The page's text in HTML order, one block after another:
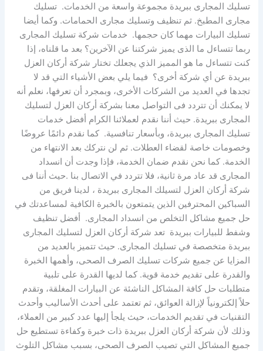
تسليك المجارى ببريدة مجموعة واسعة من الخدمات. تسليك
مجارى المطبخ. ثم تنظيف وتسليك مجارى الحمامات. وكما أيضا
تسليك البيارات مهما كان حجمها. خدمات شركة تسليك المجارى
ربما تتساءل ما الذى يميز شركتنا عن الآخرين؟ بعد ما قلناه، إذا
كنت تتساءل ما هو المميز الذي يجعلك تختار شركة أركان العزل
ببريدة عن أي شركة أخرى؟ فيما يلي بعض الأشياء التي قد لا
تجدها في العديد من الشركات الأخرى، وبمجرد أن تعرفها، نعلم أنه
لا يمكنك أن تتردد فى التواصل معنا بشركة أركان العزل لتسليك
المجارى ببريدة. حيث أننا نقدم لعملائنا الكرام أفضل خدمات
تسليك المجارى ببريدة، وبأسعار تنافسية. كما نقدم دائمًا عروضًا
وخصومات خاصة لقضاء العطلات. ثم لن نتركك بعد الانتهاء من
الخدمة. كما نحن نقدم ضمان الخدمة، فإذا وجدت أن انسداد
المجارى قد عاد مرة ثانية، فلا تتردد في الاتصال بنا .حيث أننا فى
شركة أركان العزل لتسيلك المجارى ببريدة ، لدينا فريق من
السباكين المحترفين الذين يتمتعون بالخبرة الكافية لمساعدتك في
حل جميع مشاكل التخلص من انسداد المجارى. أفضل تنظيف
وشفط للبيارات ببريدة تعد شركة أركان العزل لتسليك المجارى
ببريدة متخصصة في تسليك المجارى. حيث تتميز بالعديد من
المزايا عن جميع شركات تسليك الصرف الصحى، وأهمها الخبرة
والقدرة على تقديم خدمة قوية. كما لديها القدرة على تلبية
متطلبات حل كافة المشاكل الناشئة عن البيارات المغلقة، وتقدم
حلاً إلكترونياً لإزالة العوائق، ثم تعتمد على أحدث الأساليب وأحدث
التقنيات في تقديم الخدمات، حيث يلجأ إليها عدد كبير من العملاء،
وذلك لأن شركة أركان العزل ببريدة ذات خبرة وكفاءة تستطيع حل
جميع المشاكل التي تصيب الصرف الصحى، بسبب مشاكل التلوث